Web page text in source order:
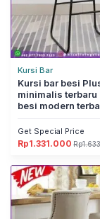
Kursi Bar
Kursi bar besi Plus
minimalis terbaru
besi modern
Get Special Price
Rp
Harga
adalah:
Rp1.633.500.
Rp1.331.000
Harga
ini
adalah:
Rp1.331.000.